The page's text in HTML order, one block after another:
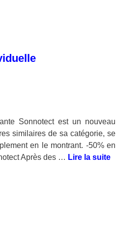
Sonnotect est un nouveau
similaires de sa catégorie, se
en le montrant. -50% en
Après des … Lire la suite